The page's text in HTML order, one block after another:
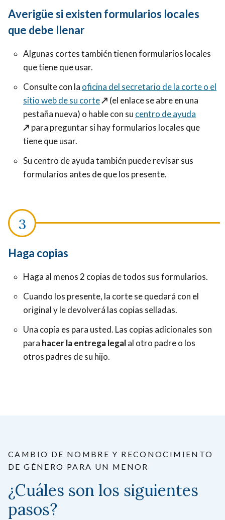
Averigüe si existen formularios locales
que debe llenar
Algunas cortes también tienen formularios locales
que tiene que usar.
Consulte con la oficina del secretario de la corte o el
sitio web de su corte↗️ (el enlace se abre en una
pestaña nueva) o hable con su centro de ayuda
↗️ para preguntar si hay formularios locales que
tiene que usar.
Su centro de ayuda también puede revisar sus
formularios antes de que los presente.
Haga copias
Haga al menos 2 copias de todos sus formularios.
Cuando los presente, la corte se quedará con el
original y le devolverá las copias selladas.
Una copia es para usted. Las copias adicionales son
para hacer la entrega legalal otro padre o los
otros padres de su hijo.
CAMBIO DE NOMBRE Y RECONOCIMIENTO
DE GÉNERO PARA UN MENOR
¿Cuáles son los siguientes
pasos?